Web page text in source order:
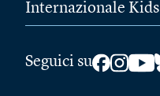
Internazionale Kids
Seguici su